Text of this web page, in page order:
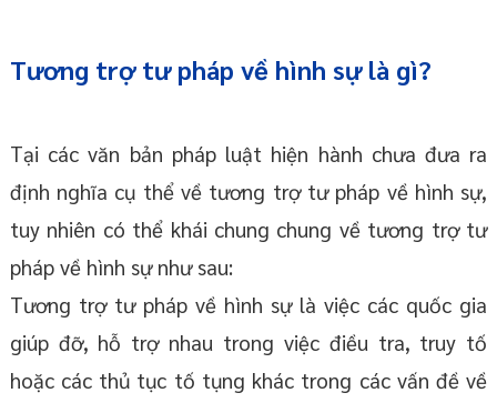
Tương trợ tư pháp về hình sự là gì?
Tại các văn bản pháp luật hiện hành chưa đưa ra
định nghĩa cụ thể về tương trợ tư pháp về hình sự,
tuy nhiên có thể khái chung chung về tương trợ tư
pháp về hình sự như sau:
Tương trợ tư pháp về hình sự là việc các quốc gia
giúp đỡ, hỗ trợ nhau trong việc điều tra, truy tố
hoặc các thủ tục tố tụng khác trong các vấn đề về